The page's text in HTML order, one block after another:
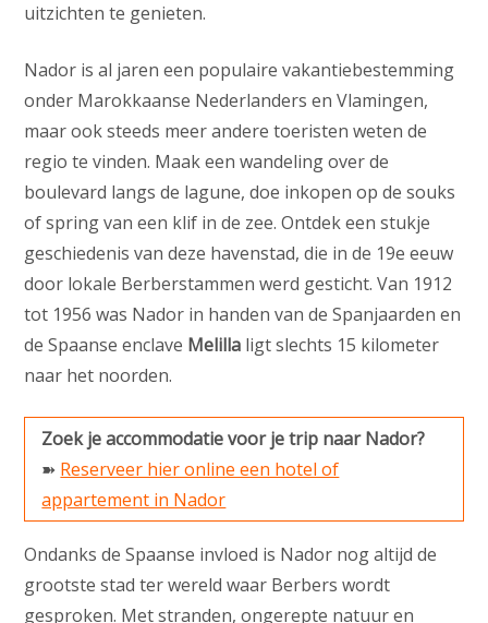
uitzichten te genieten.
Nador is al jaren een populaire vakantiebestemming
onder Marokkaanse Nederlanders en Vlamingen,
maar ook steeds meer andere toeristen weten de
regio te vinden. Maak een wandeling over de
boulevard langs de lagune, doe inkopen op de souks
of spring van een klif in de zee. Ontdek een stukje
geschiedenis van deze havenstad, die in de 19e eeuw
door lokale Berberstammen werd gesticht. Van 1912
tot 1956 was Nador in handen van de Spanjaarden en
de Spaanse enclave Melilla ligt slechts 15 kilometer
naar het noorden.
Zoek je accommodatie voor je trip naar Nador?
➽ Reserveer hier online een hotel of
appartement in Nador
Ondanks de Spaanse invloed is Nador nog altijd de
grootste stad ter wereld waar Berbers wordt
gesproken. Met stranden, ongerepte natuur en